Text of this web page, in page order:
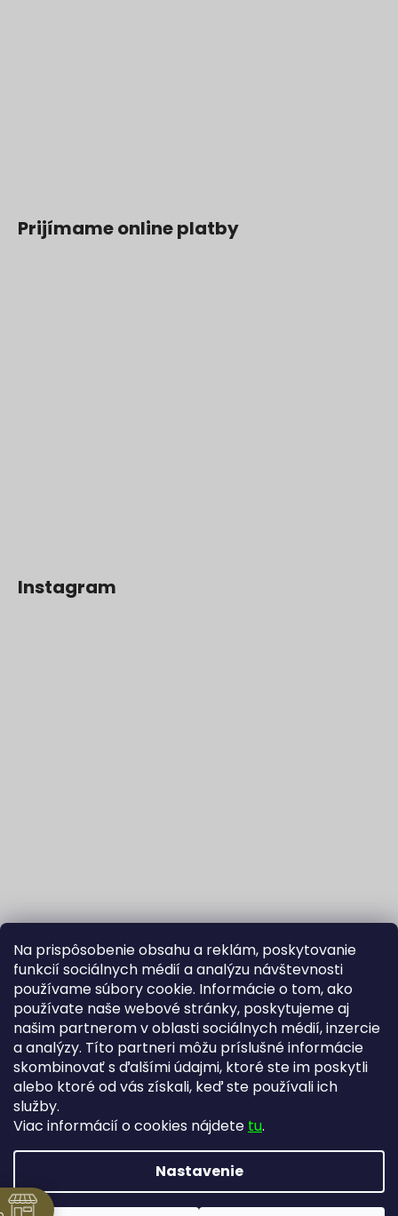
Na prispôsobenie obsahu a reklám, poskytovanie
funkcií sociálnych médií a analýzu návštevnosti
používame súbory cookie. Informácie o tom, ako
používate naše webové stránky, poskytujeme aj
našim partnerom v oblasti sociálnych médií, inzercie
a analýzy. Títo partneri môžu príslušné informácie
skombinovať s ďalšími údajmi, ktoré ste im poskytli
alebo ktoré od vás získali, keď ste používali ich
služby.
Viac informácií o cookies nájdete tu.
Nastavenie
Prijímame online platby
Instagram
Sledovať na Instagrame
Fortuna Aurum na Heureka.sk
Copyright 2026Zlatníctvo Žatecký, s.r.o.. Všetky práva